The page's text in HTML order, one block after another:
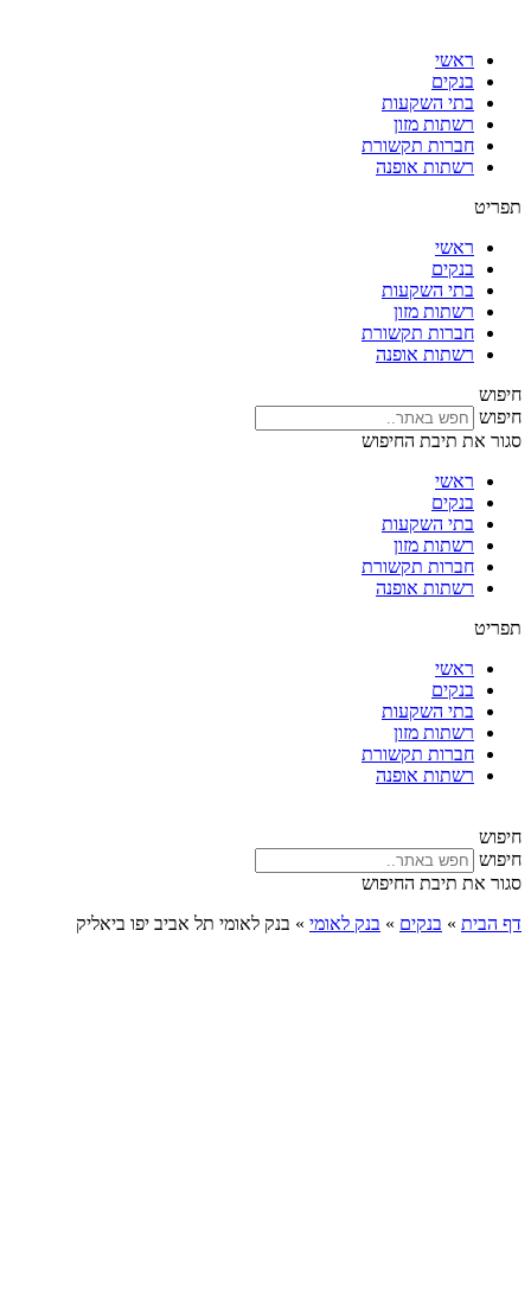
ראשי
בנקים
בתי השקעות
רשתות מזון
חברות תקשורת
רשתות אופנה
תפריט
ראשי
בנקים
בתי השקעות
רשתות מזון
חברות תקשורת
רשתות אופנה
חיפוש
חיפוש
סגור את תיבת החיפוש
ראשי
בנקים
בתי השקעות
רשתות מזון
חברות תקשורת
רשתות אופנה
תפריט
ראשי
בנקים
בתי השקעות
רשתות מזון
חברות תקשורת
רשתות אופנה
חיפוש
חיפוש
סגור את תיבת החיפוש
דף הבית » בנקים » בנק לאומי » בנק לאומי תל אביב יפו ביאליק